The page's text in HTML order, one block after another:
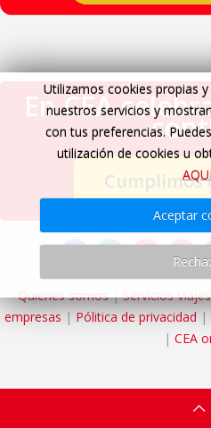
En CEA
Cumplimos
Quiénes somos|Servicios
empresas | Pólitica de privacidad |
| CEA
Utilizamos cookies propias
nuestros servicios y
con tus preferencias.
utilización de cookies u
Aceptar